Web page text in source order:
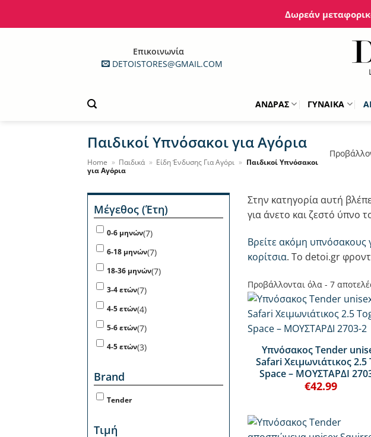
Δωρεάν
Επικοινωνία
DETOISTORES@GMAIL.COM
ΑΝΔΡΑΣ ΓΥΝΑΙΚΑ
Παιδικοί Υπνόσακοι για Αγόρια
Home » Παιδικά » Είδη Ένδυσης Για Αγόρι » Παιδικοί Υπνόσακοι
για Αγόρια
Μέγεθος (Έτη)
0-6 μηνών(7)
6-18 μηνών(7)
18-36 μηνών(7)
3-4 ετών(7)
4-5 ετών(4)
5-6 ετών(7)
4-5 ετών(3)
Brand
Tender
Τιμή
Στην κατηγορία αυτή
για άνετο και ζεστό ύπνο
Βρείτε ακόμη υπνόσακους
κορίτσια. Το detoi.gr
Προβάλλονται όλα - 7
Υπνόσακος Tender
Safari Χειμωνιάτικος 2.5
Space – ΜΟΥΣΤΑΡΔΙ
€42.99